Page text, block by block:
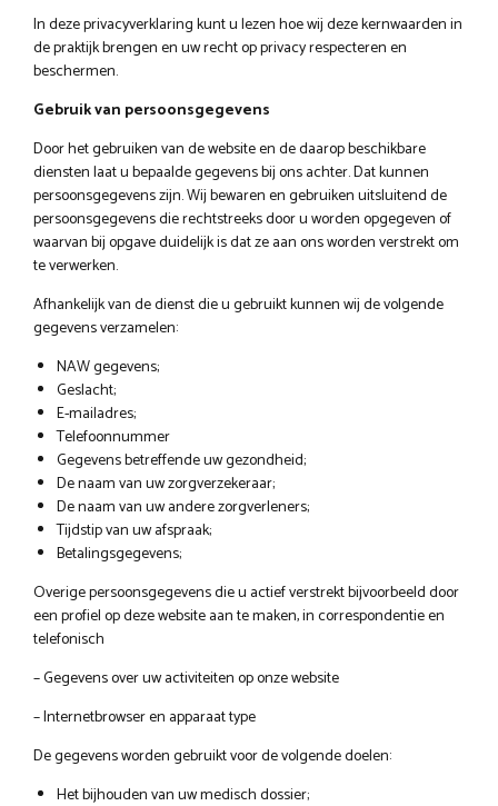
In deze privacyverklaring kunt u lezen hoe wij deze kernwaarden in
de praktijk brengen en uw recht op privacy respecteren en
beschermen.
Gebruik van persoonsgegevens
Door het gebruiken van de website en de daarop beschikbare
diensten laat u bepaalde gegevens bij ons achter. Dat kunnen
persoonsgegevens zijn. Wij bewaren en gebruiken uitsluitend de
persoonsgegevens die rechtstreeks door u worden opgegeven of
waarvan bij opgave duidelijk is dat ze aan ons worden verstrekt om
te verwerken.
Afhankelijk van de dienst die u gebruikt kunnen wij de volgende
gegevens verzamelen:
NAW gegevens;
Geslacht;
E-mailadres;
Telefoonnummer
Gegevens betreffende uw gezondheid;
De naam van uw zorgverzekeraar;
De naam van uw andere zorgverleners;
Tijdstip van uw afspraak;
Betalingsgegevens;
Overige persoonsgegevens die u actief verstrekt bijvoorbeeld door
een profiel op deze website aan te maken, in correspondentie en
telefonisch
– Gegevens over uw activiteiten op onze website
– Internetbrowser en apparaat type
De gegevens worden gebruikt voor de volgende doelen:
Het bijhouden van uw medisch dossier;